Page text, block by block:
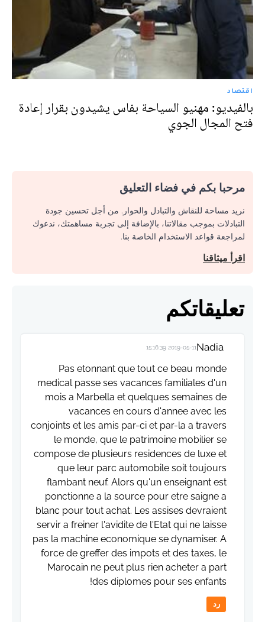
اقتصاد
بالفيديو: مهنيو السياحة بفاس يشيدون بقرار إعادة
فتح المجال الجوي
مرحبا بكم في فضاء التعليق
نريد مساحة للنقاش والتبادل والحوار. من أجل تحسين جودة
التبادلات بموجب مقالاتنا، بالإضافة إلى تجربة مساهمتك، ندعوك
لمراجعة قواعد الاستخدام الخاصة بنا.
اقرأ ميثاقنا
تعليقاتكم
Nadia
2019-05-11 15:16:39
Pas etonnant que tout ce beau monde
medical passe ses vacances familiales d'un
mois a Marbella et quelques semaines de
vacances en cours d'annee avec les
conjoints et les amis par-ci et par-la a travers
le monde, que le patrimoine mobilier se
compose de plusieurs residences de luxe et
que leur parc automobile soit toujours
flambant neuf. Alors qu'un enseignant est
ponctionne a la source pour etre saigne a
blanc pour tout achat. Les assises devraient
servir a freiner l'avidite de l'Etat qui ne laisse
pas la machine economique se dynamiser. A
force de greffer des impots et des taxes, le
Marocain ne peut plus rien acheter a part
des diplomes pour ses enfants!
رد